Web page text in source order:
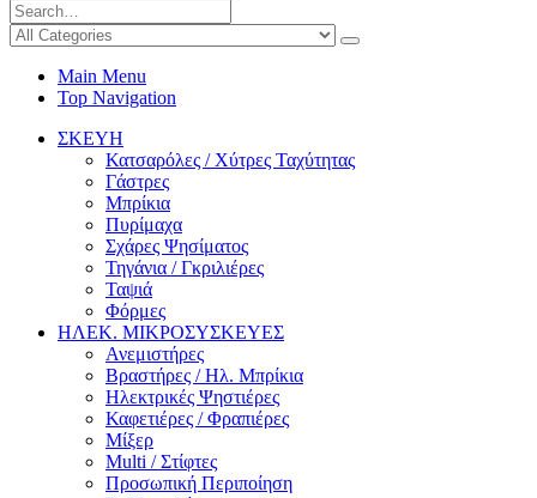
Main Menu
Top Navigation
ΣΚΕΥΗ
Κατσαρόλες / Χύτρες Ταχύτητας
Γάστρες
Μπρίκια
Πυρίμαχα
Σχάρες Ψησίματος
Τηγάνια / Γκριλιέρες
Ταψιά
Φόρμες
ΗΛΕΚ. ΜΙΚΡΟΣΥΣΚΕΥΕΣ
Ανεμιστήρες
Βραστήρες / Ηλ. Μπρίκια
Ηλεκτρικές Ψηστιέρες
Καφετιέρες / Φραπιέρες
Μίξερ
Multi / Στίφτες
Προσωπική Περιποίηση